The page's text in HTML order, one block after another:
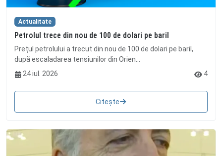
Actualitate
Petrolul trece din nou de 100 de dolari pe baril
Prețul petrolului a trecut din nou de 100 de dolari pe baril,
după escaladarea tensiunilor din Orien...
24 iul. 2026
4
Citește